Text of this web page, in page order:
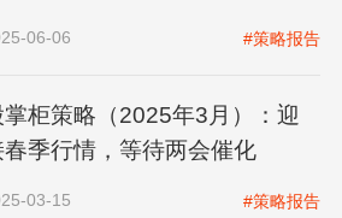
06-06 #策略报告
掌柜策略（2025年3月）：迎
春季行情，等待两会催化
03-15 #策略报告